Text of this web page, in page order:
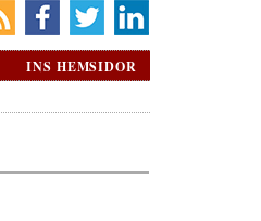
INS HEMSIDOR